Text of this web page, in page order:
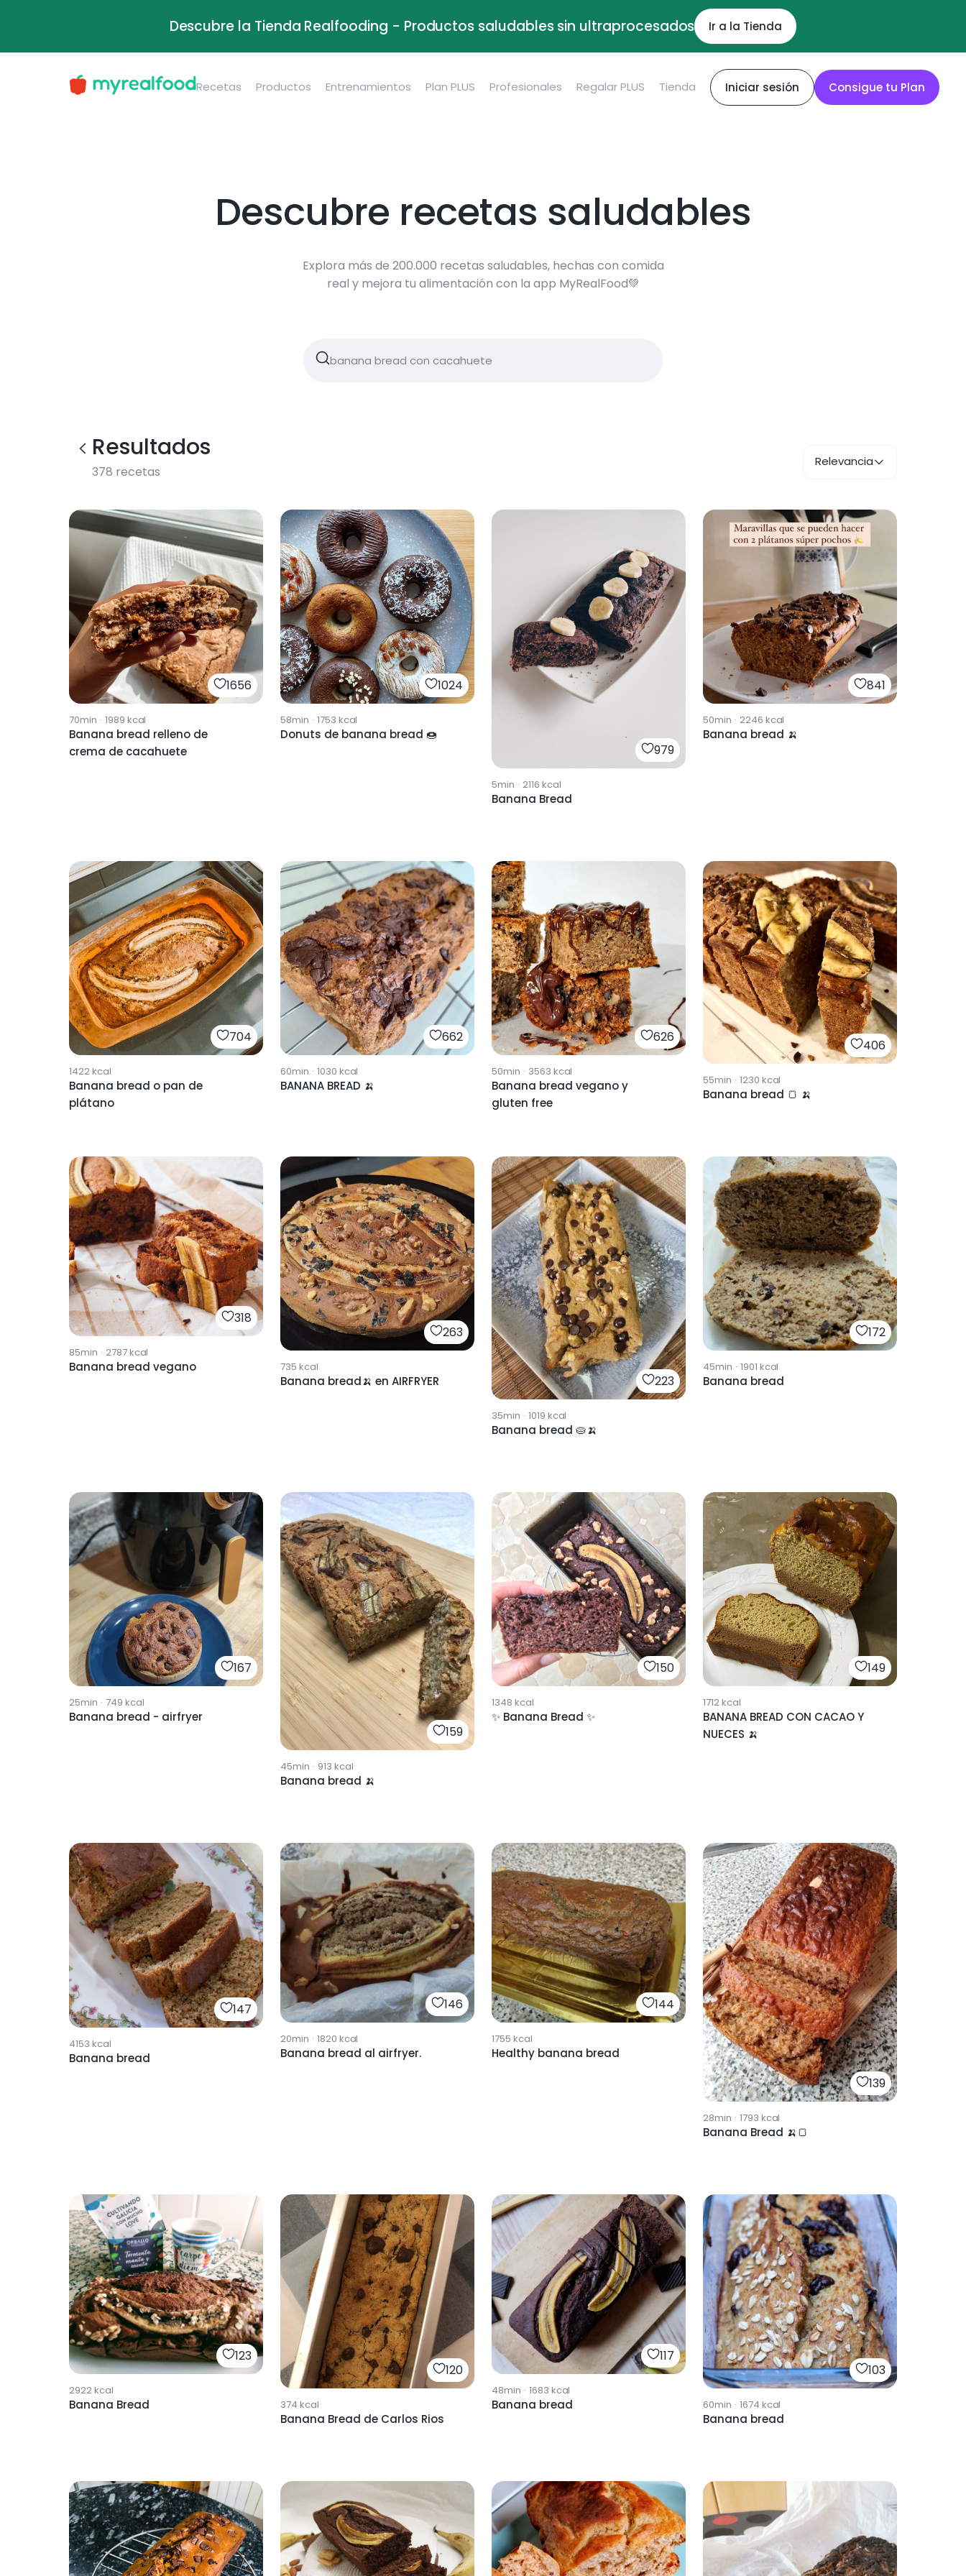
Descubre la Tienda Realfooding - Productos saludables sin ultraprocesados Ir a la Tienda
Recetas Productos Entrenamientos Plan PLUS Profesionales Regalar PLUS Tienda Iniciar sesión Consigue tu Plan
Descubre recetas saludables
Explora más de 200.000 recetas saludables, hechas con comida
real y mejora tu alimentación con la app MyRealFood💚
Resultados
378 recetas
Relevancia
1656
70min · 1989 kcal
Banana bread relleno de
crema de cacahuete
1024
58min · 1753 kcal
Donuts de banana bread 🍩
979
5min · 2116 kcal
Banana Bread
841
50min · 2246 kcal
Banana bread 🍌
704
1422kcal
Banana bread o pan de
plátano
662
60min · 1030 kcal
BANANA BREAD 🍌
626
50min · 3563 kcal
Banana bread vegano y
gluten free
406
55min · 1230 kcal
Banana bread 🍞 🍌
318
85min · 2787kcal
Banana bread vegano
263
735 kcal
Banana bread🍌 en AIRFRYER 223
35min · 1019 kcal
Banana bread 🥧🍌
172
45min · 1901 kcal
Banana bread
167
25min · 749 kcal
Banana bread - airfryer
159
45min · 913 kcal
Banana bread 🍌
150
1348 kcal
✨ Banana Bread ✨
149
1712kcal
BANANA BREAD CON CACAO Y
NUECES 🍌
147
4153 kcal
Banana bread
146
20min · 1820 kcal
Banana bread al airfryer.
144
1755 kcal
Healthy banana bread
139
28min · 1793 kcal
Banana Bread 🍌🍞
123
2922kcal
Banana Bread
120
374 kcal
Banana Bread de Carlos Rios
117
48min · 1683 kcal
Banana bread
103
60min · 1674 kcal
Banana bread